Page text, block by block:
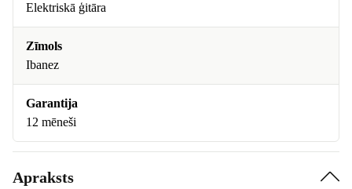
Elektriskā ģitāra
Zīmols
Ibanez
Garantija
12 mēneši
Apraksts